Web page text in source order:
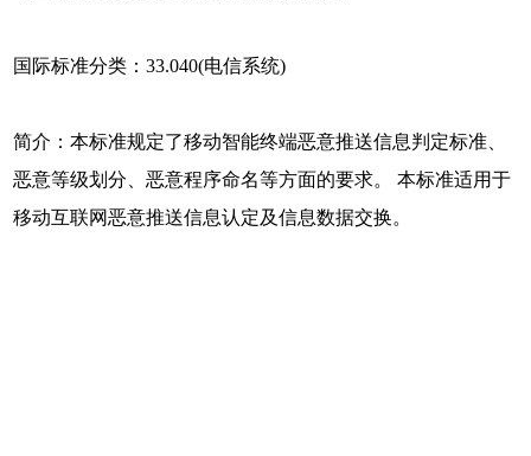
国际标准分类：33.040(电信系统)
简介：本标准规定了移动智能终端恶意推送信息判定标准、
恶意等级划分、恶意程序命名等方面的要求。 本标准适用于
移动互联网恶意推送信息认定及信息数据交换。